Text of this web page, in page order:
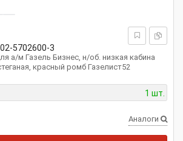
5702600-3
а/м Газель Бизнес, н/об. низкая кабина
красный ромб Газелист52
1 шт.
Аналоги